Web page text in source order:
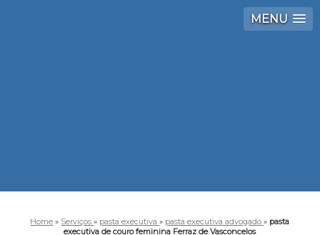
MENU
Home » Serviços» pasta executiva» pasta executiva advogado» pasta
executiva de couro feminina Ferraz de Vasconcelos